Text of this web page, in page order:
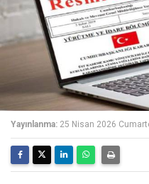
Yayınlanma: 25 Nisan 2026